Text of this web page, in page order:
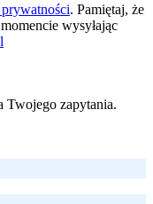
. Pamiętaj, że
wysyłając
Twojego zapytania.